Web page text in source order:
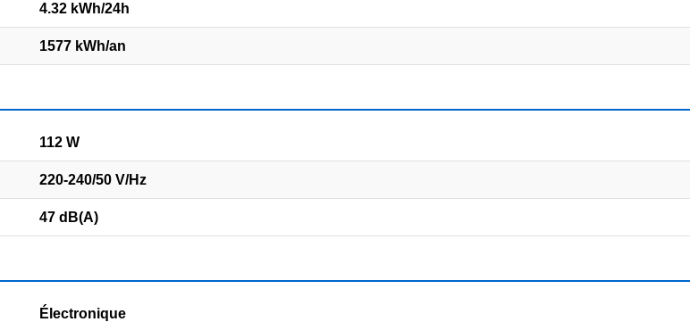
4.32 kWh/24h
1577 kWh/an
112 W
220-240/50 V/Hz
47 dB(A)
Électronique